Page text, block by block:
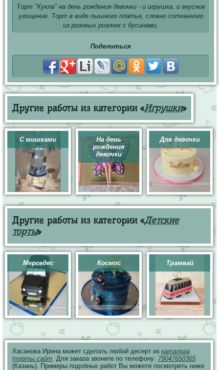
Торт "Кукла" на день рождения девочки - и игрушка, и вкусное
угощение. Торт в виде пышного платья, словно сотканного
из розовых розочек с бусинами.
Поделиться
Другие работы из категории «Игрушки»
С мишками
На день
рождения
девочки
Для девочки
Другие работы из категории «Детские
торты»
Мерседес Космос Трамвай
Хасанова Ирина может сделать любой десерт из каталога
торты.сайт. Для заказа звоните по телефону: 79047650365
(Казань). Примеры подобных работ Вы можете посмотреть ниже